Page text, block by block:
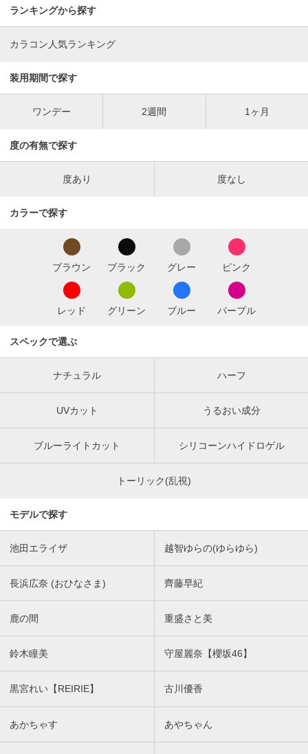
ランキングから探す
カラコン人気ランキング
装用期間で探す
ワンデー 2週間 1ヶ月
度の有無で探す
度あり 度なし
カラーで探す
ブラウン ブラック グレー ピンク
レッド グリーン ブルー パープル
スペックで選ぶ
ナチュラル ハーフ
UVカット うるおい成分
ブルーライトカット シリコーンハイドロゲル
トーリック(乱視)
モデルで探す
池田エライザ 越智ゆらの(ゆらゆら)
長浜広奈 (おひなさま) 齊藤早紀
鹿の間 重盛さと美
鈴木瞳美 守屋麗奈【櫻坂46】
黒宮れい【REIRIE】 古川優香
あかちゃす あやちゃん